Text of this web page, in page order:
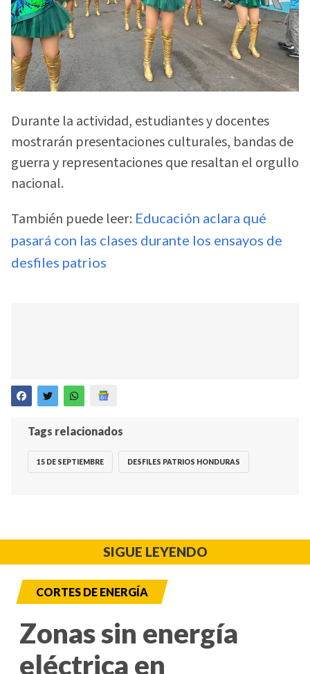
Durante la actividad, estudiantes y docentes
mostrarán presentaciones culturales, bandas de
guerra y representaciones que resaltan el orgullo
nacional.
También puede leer: Educación aclara qué
pasará con las clases durante los ensayos de
desfiles patrios
Tags relacionados
15 DE SEPTIEMBRE DESFILES PATRIOS HONDURAS
SIGUE LEYENDO
CORTES DE ENERGÍA
Zonas sin energía
eléctrica en